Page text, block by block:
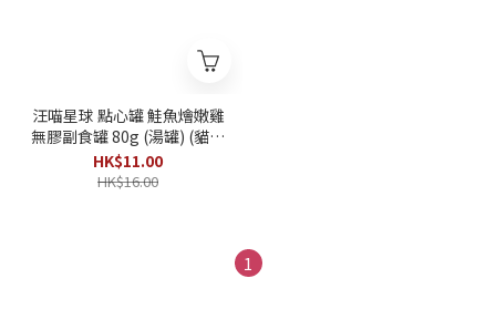
汪喵星球 點心罐 鮭魚燴嫩雞
無膠副食罐 80g (湯罐) (貓狗
適用)
HK$11.00
HK$16.00
1